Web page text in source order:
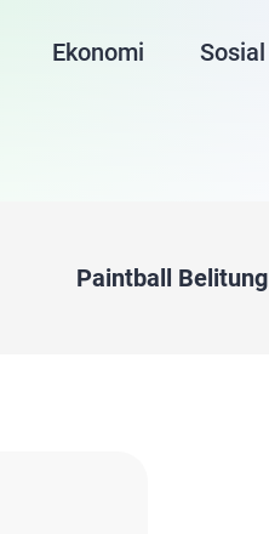
Ekonomi Sosial
Paintball Belitung